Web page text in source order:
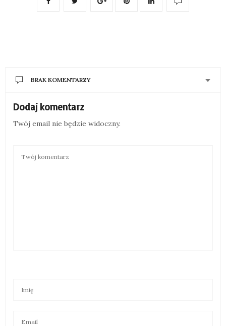
BRAK KOMENTARZY
Dodaj komentarz
Twój email nie będzie widoczny.